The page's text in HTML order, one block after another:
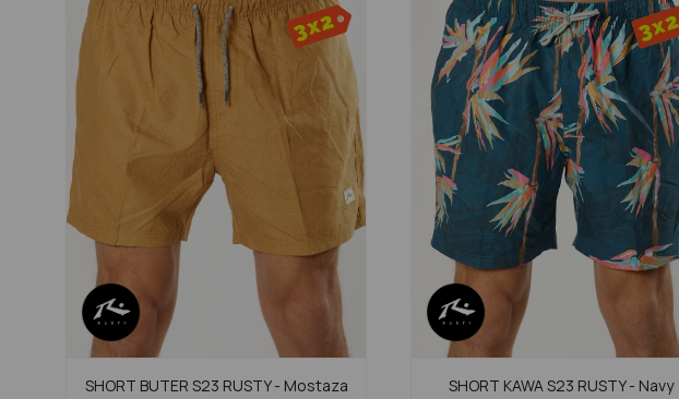
SHORT BUTER S23 RUSTY - Mostaza SHORT KAWA S23 RUSTY - Navy